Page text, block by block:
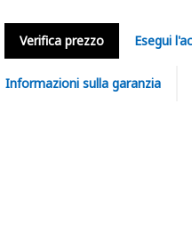
Verifica prezzo Esegui
Informazioni sulla garanzia